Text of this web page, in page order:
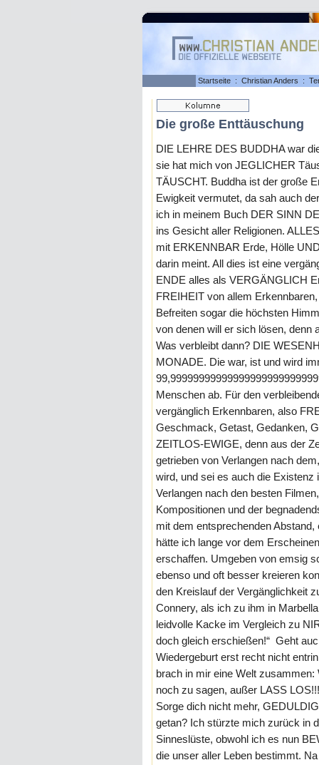
Startseite : Christian Anders :
Die große Enttäuschung
DIE LEHRE DES BUDDHA war
sie hat mich von JEGLICHER
TÄUSCHT. Buddha ist der große
Ewigkeit vermutet, da sah auch
ich in meinem Buch DER SINN
ins Gesicht aller Religionen.
mit ERKENNBAR Erde, Hölle
darin meint. All dies ist eine
ENDE alles als VERGÄNGLICH
FREIHEIT von allem
Befreiten sogar die höchsten
von denen will er sich lösen, denn
Was verbleibt dann? DIE
MONADE. Die war, ist und wird
Menschen ab. Für den
vergänglich Erkennbaren, also
Geschmack, Getast, Gedanken,
ZEITLOS-EWIGE, denn aus der
getrieben von Verlangen nach
wird, und sei es auch die
Verlangen nach den besten
Kompositionen und der
mit dem entsprechenden
hätte ich lange vor dem
erschaffen. Umgeben von emsig
ebenso und oft besser kreieren
den Kreislauf der Vergänglichkeit
Connery, als ich zu ihm in
leidvolle Kacke im Vergleich zu
doch gleich erschießen!“ Geht
Wiedergeburt erst recht nicht
brach in mir eine Welt
noch zu sagen, außer LASS
Sorge dich nicht mehr,
getan? Ich stürzte mich zurück in
Sinneslüste, obwohl ich es nun
die unser aller Leben bestimmt.